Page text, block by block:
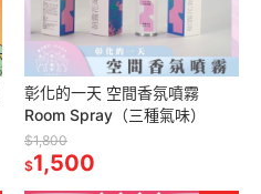
彰化的一天 空間香氛噴霧
Room Spray（三種氣味）
$1,800
$1,500